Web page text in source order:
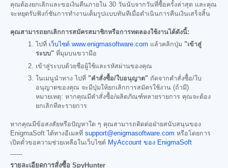
คุณต้องยกเลิกและขอเงินคืนภายใน 30 วันนับจากวันที่ซื้อครั้งล่าสุด และคุณ
จะหยุดรับฟังก์ชันการทำงานเต็มรูปแบบทันทีเมื่อดำเนินการคืนเงินเสร็จสิ้น
คุณสามารถยกเลิกการสมัครสมาชิกหรือการทดลองใช้งานได้ดังนี้:
ไปที่ เว็บไซต์ www.enigmasoftware.com แล้วคลิกปุ่ม "เข้าสู่
ระบบ" ที่มุมบนขวามือ
เข้าสู่ระบบด้วยชื่อผู้ใช้และรหัสผ่านของคุณ
ในเมนูนำทาง ไปที่ "คำสั่งซื้อ/ใบอนุญาต" ถัดจากคำสั่งซื้อ/ใบ
อนุญาตของคุณ จะมีปุ่มให้ยกเลิกการสมัครใช้งาน (ถ้ามี)
หมายเหตุ: หากคุณมีคำสั่งซื้อ/ผลิตภัณฑ์หลายรายการ คุณจะต้อง
ยกเลิกทีละรายการ
หากคุณมีข้อสงสัยหรือปัญหาใด ๆ คุณสามารถติดต่อฝ่ายสนับสนุนของ
EnigmaSoft ได้ทางอีเมลที่ support@enigmasoftware.com หรือโดยการ
เปิดตั๋วขอความช่วยเหลือในเว็บไซต์ MyAccount ของ EnigmaSoft
------
รายละเอียดการสั่งซื้อ SpyHunter